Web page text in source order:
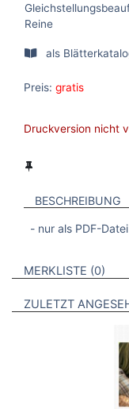
Reine
als
Preis: gratis
Druckversion nicht
BESCHREIBUNG
- nur als PDF-
VERWEISE AUF
MERKLISTE 0
ZULETZT